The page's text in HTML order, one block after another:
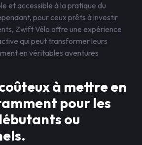
et accessible à la pratique du
pour ceux prêts à investir
Zwift Vélo offre une expérience
qui peut transformer leurs
en véritables aventures
à mettre en
pour les
ou